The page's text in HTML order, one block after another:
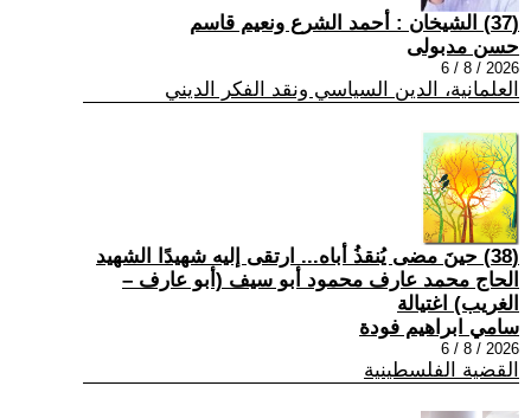
(37) الشيخان : أحمد الشرع ونعيم قاسم
حسن مدبولى
2026 / 8 / 6
العلمانية، الدين السياسي ونقد الفكر الديني
(38) حينَ مضى يُنقذُ أباه... ارتقى إليه شهيدًا الشهيد
الحاج محمد عارف محمود أبو سيف (أبو عارف –
الغريب) اغتيالة
سامي ابراهيم فودة
2026 / 8 / 6
القضية الفلسطينية